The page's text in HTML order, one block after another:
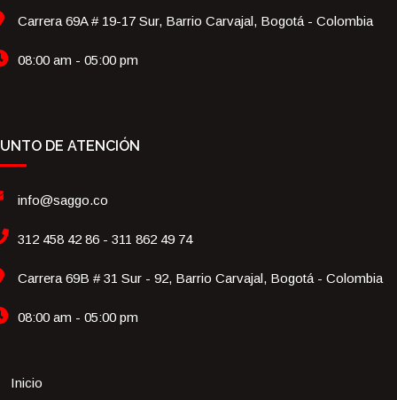
Carrera 69A # 19-17 Sur, Barrio Carvajal, Bogotá - Colombia
08:00 am - 05:00 pm
DE ATENCIÓN
info@saggo.co
312 458 42 86 - 311 862 49 74
Carrera 69B # 31 Sur - 92, Barrio Carvajal, Bogotá - Colombia
08:00 am - 05:00 pm
Inicio